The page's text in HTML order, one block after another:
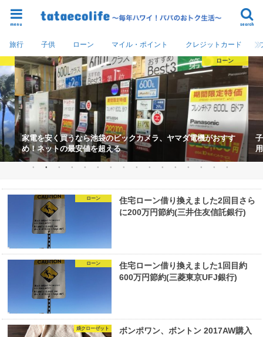
search
menu
旅行 子供 ローン マイル・ポイント クレジットカード
ローン
家電を安く買うなら池袋のビックカメラ、ヤマダ電機がおすす
め！ネットの最安値を超える
ローン
住宅ローン借り換えました2回目さら
に200万円節約(三井住友信託銀行)
ローン
住宅ローン借り換えました1回目約
600万円節約(三菱東京UFJ銀行)
娘クローゼット
ボンポワン、ボントン 2017AW購入